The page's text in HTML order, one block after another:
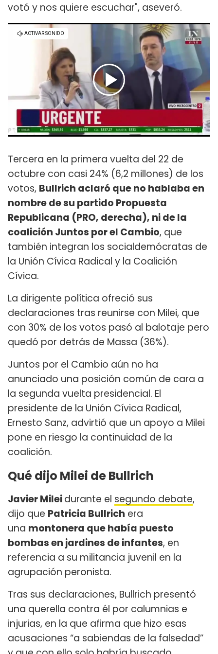
votó y nos quiere escuchar", aseveró.
Tercera en la primera vuelta del 22 de
octubre con casi 24% (6,2 millones) de los
votos, Bullrich aclaró que no hablaba en
nombre de su partido Propuesta
Republicana (PRO, derecha), ni de la
coalición Juntos por el Cambio, que
también integran los socialdemócratas de
la Unión Cívica Radical y la Coalición
Cívica.
La dirigente política ofreció sus
declaraciones tras reunirse con Milei, que
con 30% de los votos pasó al balotaje pero
quedó por detrás de Massa (36%).
Juntos por el Cambio aún no ha
anunciado una posición común de cara a
la segunda vuelta presidencial. El
presidente de la Unión Cívica Radical,
Ernesto Sanz, advirtió que un apoyo a Milei
pone en riesgo la continuidad de la
coalición.
Qué dijo Milei de Bullrich
Javier Mileidurante el segundo debate,
dijo que Patricia Bullrich era
una montonera que había puesto
bombas en jardines de infantes, en
referencia a su militancia juvenil en la
agrupación peronista.
Tras sus declaraciones, Bullrich presentó
una querella contra él por calumnias e
injurias, en la que afirma que hizo esas
acusaciones “a sabiendas de la falsedad”